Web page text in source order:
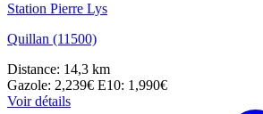
Station Pierre Lys
Quillan (11500)
Distance: 14,3 km
Gazole: 2,239€ E10: 1,990€
Voir détails